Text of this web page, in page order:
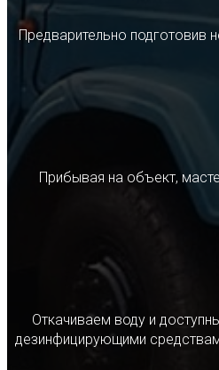
Предварительно подготовив
Прибывая на объект,
Откачиваем воду и
дезинфицирующими